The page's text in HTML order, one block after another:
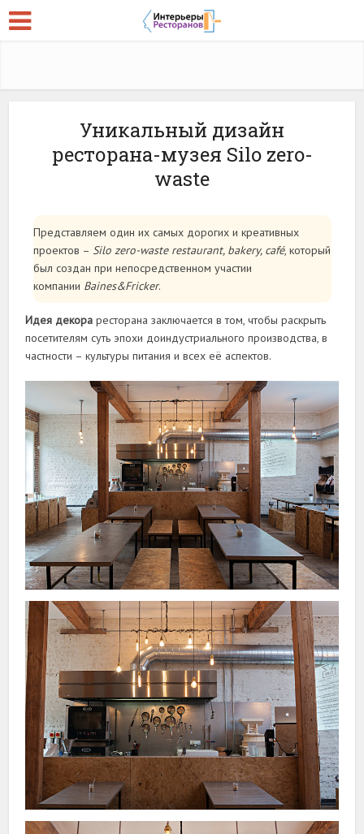
Уникальный дизайн
ресторана-музея Silo zero-
waste
Представляем один их самых дорогих и креативных
проектов – Silo zero-waste restaurant, bakery, café, который
был создан при непосредственном участии
компании Baines&Fricker.
Идея декора ресторана заключается в том, чтобы раскрыть
посетителям суть эпохи доиндустриального производства, в
частности – культуры питания и всех её аспектов.